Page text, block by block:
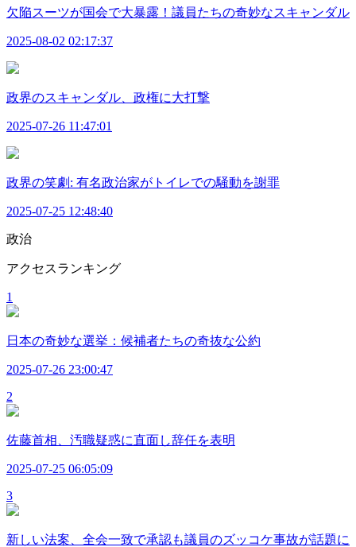
欠陥スーツが国会で大暴露！議員たちの奇妙なスキャンダル
2025-08-02 02:17:37
政界のスキャンダル、政権に大打撃
2025-07-26 11:47:01
政界の笑劇: 有名政治家がトイレでの騒動を謝罪
2025-07-25 12:48:40
政治
アクセスランキング
1
日本の奇妙な選挙：候補者たちの奇抜な公約
2025-07-26 23:00:47
2
佐藤首相、汚職疑惑に直面し辞任を表明
2025-07-25 06:05:09
3
新しい法案、全会一致で承認も議員のズッコケ事故が話題に